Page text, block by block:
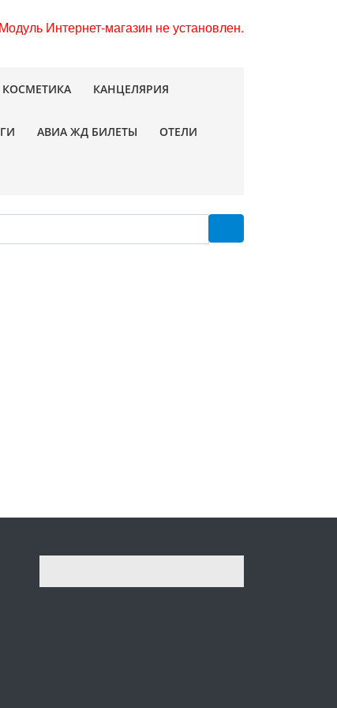
Модуль Интернет-магазин не установлен.
КОСМЕТИКА КАНЦЕЛЯРИЯ
АВИА ЖД БИЛЕТЫ ОТЕЛИ